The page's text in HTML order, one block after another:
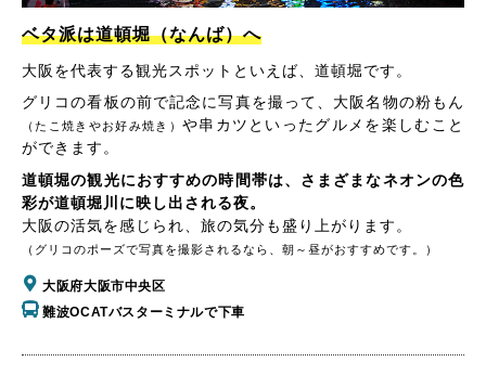
ベタ派は道頓堀（なんば）へ
大阪を代表する観光スポットといえば、道頓堀です。
グリコの看板の前で記念に写真を撮って、大阪名物の粉もん
（たこ焼きやお好み焼き） や串カツといったグルメを楽しむこと
ができます。
道頓堀の観光におすすめの時間帯は、さまざまなネオンの色
彩が道頓堀川に映し出される夜。
大阪の活気を感じられ、旅の気分も盛り上がります。
（グリコのポーズで写真を撮影されるなら、朝～昼がおすすめです。）
大阪府大阪市中央区
難波OCATバスターミナルで下車